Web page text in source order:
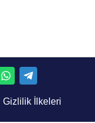
Gizlilik İlkeleri